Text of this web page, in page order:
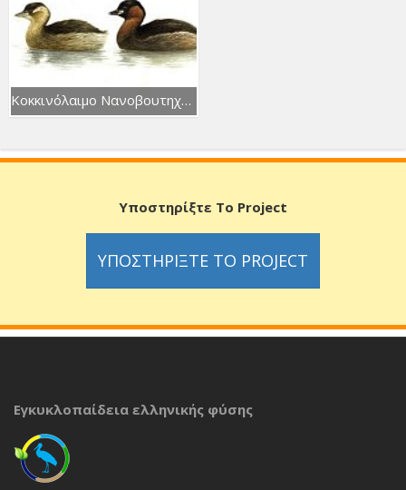
Κοκκινόλαιμο Νανοβουτηχτάρι
Υποστηρίξτε Το Project
ΥΠΟΣΤΗΡΊΞΤΕ ΤΟ PROJECT
Εγκυκλοπαίδεια ελληνικής φύσης